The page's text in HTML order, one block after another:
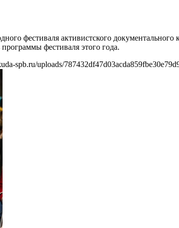
фестиваля активистского
фестиваля этого года.
spb.ru/uploads/